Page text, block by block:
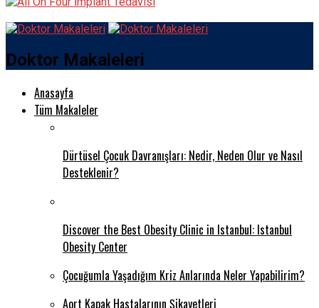
Doktor Makaleleri
Anasayfa
Tüm Makaleler
Dürtüsel Çocuk Davranışları: Nedir, Neden Olur ve Nasıl
Desteklenir?
Discover the Best Obesity Clinic in Istanbul: Istanbul
Obesity Center
Çocuğumla Yaşadığım Kriz Anlarında Neler Yapabilirim?
Aort Kapak Hastalarının Şikayetleri